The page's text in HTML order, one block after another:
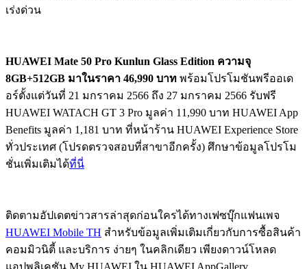
เร่งด่วน
HUAWEI Mate 50 Pro Kunlun Glass Edition ความจุ
8GB+512GB มาในราคา 46,990 บาท พร้อมโปรโมชันพรีออเด
อร์ตั้งแต่วันที่ 21 มกราคม 2566 ถึง 27 มกราคม 2566 รับฟรี
HUAWEI WATACH GT 3 Pro มูลค่า 11,990 บาท HUAWEI App
Benefits มูลค่า 1,181 บาท ที่หน้าร้าน HUAWEI Experience Store
ทั่วประเทศ (โปรดตรวจสอบที่สาขาอีกครั้ง) ศึกษาข้อมูลโปรโม
ชั่นเพิ่มเติมได้ที่นี่
ติดตามอัปเดตข่าวสารล่าสุดก่อนใครได้ทางเฟซบุ๊กแฟนเพจ
HUAWEI Mobile TH สำหรับข้อมูลเพิ่มเติมเกี่ยวกับการซื้อสินค้า
คอมมิวนิตี้ และบริการ ง่ายๆ ในคลิกเดียว เพียงดาวน์โหลด